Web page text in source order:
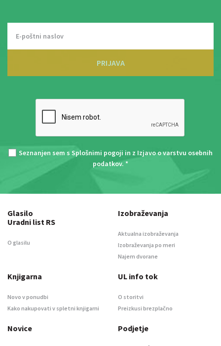
PRIJAVA
Seznanjen sem s Splošnimi pogoji in z Izjavo o varstvu osebnih
podatkov. *
Glasilo
Uradni list RS
O glasilu
Izobraževanja
Aktualna izobraževanja
Izobraževanja po meri
Najem dvorane
Knjigarna
Novo v ponudbi
Kako nakupovati v spletni knjigarni
UL info tok
O storitvi
Preizkusi brezplačno
Novice Podjetje